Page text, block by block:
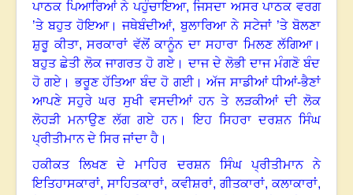
ਪਾਠਕ ਪਿਆਰਿਆਂ ਨੇ ਪਹੁੰਚਾਇਆ, ਜਿਸਦਾ ਅਸਰ ਪਾਠਕ ਵਰਗ
’ਤੇ ਬਹੁਤ ਹੋਇਆ।ਜਥੇਬੰਦੀਆਂ, ਬੁਲਾਰਿਆ ਨੇ ਸਟੇਜਾਂ ’ਤੇ ਬੋਲਣਾ
ਸ਼ੁਰੂ ਕੀਤਾ, ਸਰਕਾਰਾਂ ਵੱਲੋਂ ਕਾਨੂੰਨ ਦਾ ਸਹਾਰਾ ਮਿਲਣ ਲੱਗਿਆ।
ਬਹੁਤ ਛੇਤੀ ਲੋਕ ਜਾਗਰਤ ਹੋ ਗਏ ।ਦਾਜ ਦੇ ਲੋਭੀ ਦਾਜ ਮੰਗਣੋ ਬੰਦ
ਹੋ ਗਏ ।ਭਰੂਣ ਹੱਤਿਆ ਬੰਦ ਹੋ ਗਈ। ਅੱਜ ਸਾਡੀਆਂ ਧੀਆਂ-ਭੈਣਾਂ
ਆਪਣੇ ਸਹੁਰੇ ਘਰ ਸੁਖੀ ਵਸਦੀਆਂ ਹਨ ਤੇ ਲੜਕੀਆਂ ਦੀ ਲੋਕ
ਲੋਹੜੀ ਮਨਾਉਣ ਲੱਗ ਗਏ ਹਨ।ਇਹ ਸਿਹਰਾ ਦਰਸ਼ਨ ਸਿੰਘ
ਪ੍ਰੀਤੀਮਾਨ ਦੇ ਸਿਰ ਜਾਂਦਾ ਹੈ ।
ਹਕੀਕਤ ਲਿਖਣ ਦੇ ਮਾਹਿਰ ਦਰਸ਼ਨ ਸਿੰਘ ਪ੍ਰੀਤੀਮਾਨ ਨੇ
ਇਤਿਹਾਸਕਾਰਾਂ,ਸਾਹਿਤਕਾਰਾਂ,ਕਵੀਸ਼ਰਾਂ, ਗੀਤਕਾਰਾਂ,ਕਲਾਕਾਰਾਂ,